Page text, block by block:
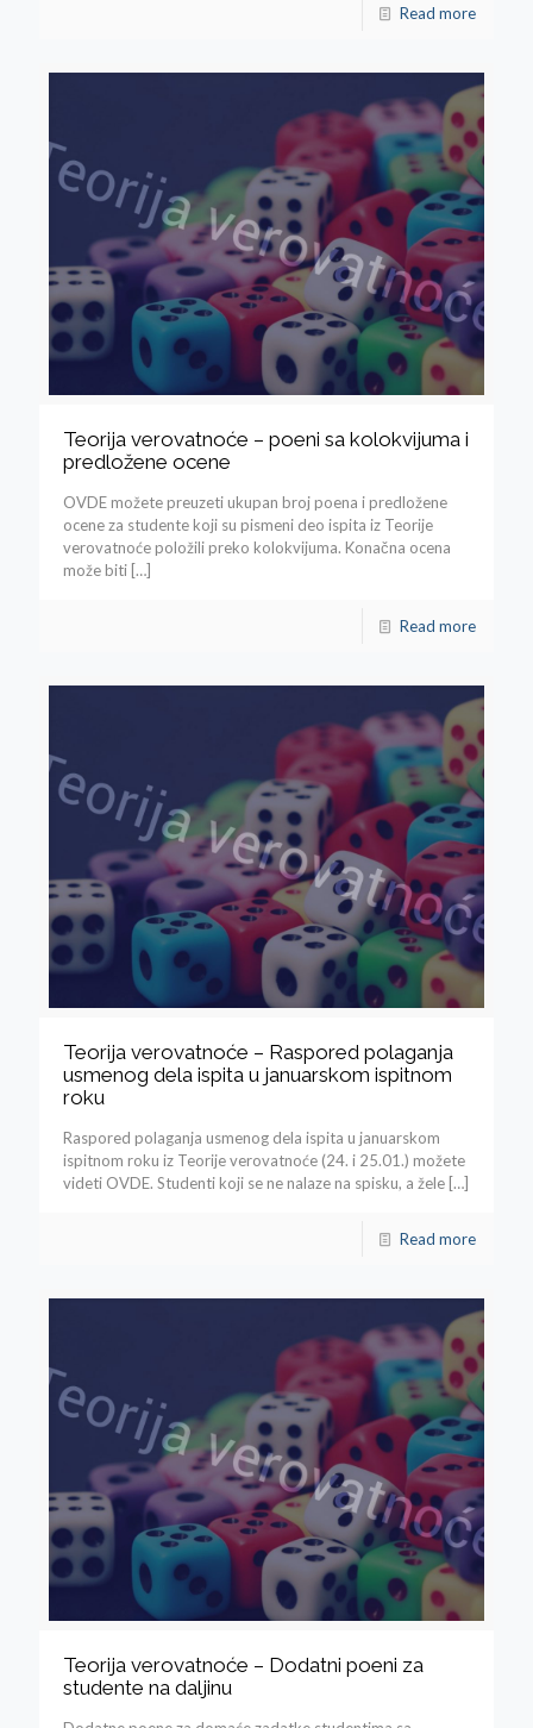
Read more
Teorija verovatnoće – poeni sa kolokvijuma i
predložene ocene
OVDE možete preuzeti ukupan broj poena i predložene
ocene za studente koji su pismeni deo ispita iz Teorije
verovatnoće položili preko kolokvijuma. Konačna ocena
može biti […]
Read more
Teorija verovatnoće – Raspored polaganja
usmenog dela ispita u januarskom ispitnom
roku
Raspored polaganja usmenog dela ispita u januarskom
ispitnom roku iz Teorije verovatnoće (24. i 25.01.) možete
videti OVDE. Studenti koji se ne nalaze na spisku, a žele […]
Read more
Teorija verovatnoće – Dodatni poeni za
studente na daljinu